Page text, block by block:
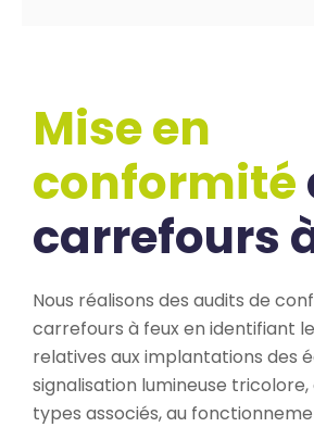
Mise en
conformité
carrefours
Nous réalisons des audits de
carrefours à feux en identifiant
relatives aux implantations des
signalisation lumineuse tricolore,
types associés, au